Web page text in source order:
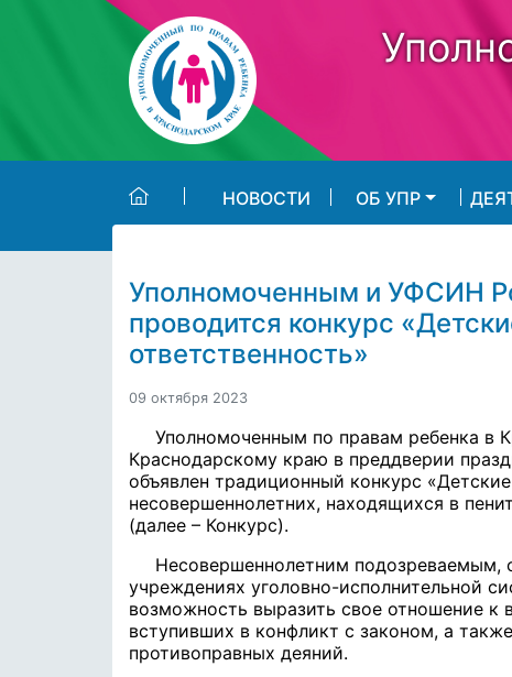
Skip to main content
НОВОСТИ ОБ УПР
Уполномоченным и УФСИН
проводится конкурс
ответственность»
09 октября 2023
Уполномоченным по правам ребенка в
Краснодарскому краю в преддверии
объявлен традиционный конкурс
несовершеннолетних, находящихся в
(далее – Конкурс).
Несовершеннолетним
учреждениях уголовно-исполнительной
возможность выразить свое отношение к
вступивших в конфликт с законом, а
противоправных деяний.